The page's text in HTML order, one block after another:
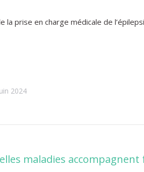
prise en charge médicale de
2024
maladies